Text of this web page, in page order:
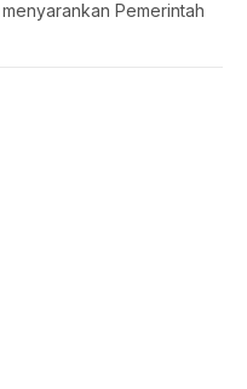
Pemerintah